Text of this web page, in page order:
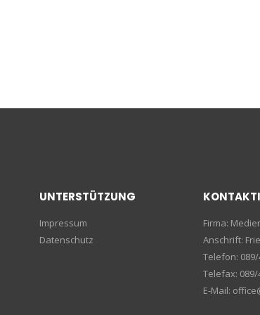
UNTERSTÜTZUNG
Impressum
Datenschutz
Firma:
Anschrift:
Telefon: 089/
Telefax: 089/
E-Mail: